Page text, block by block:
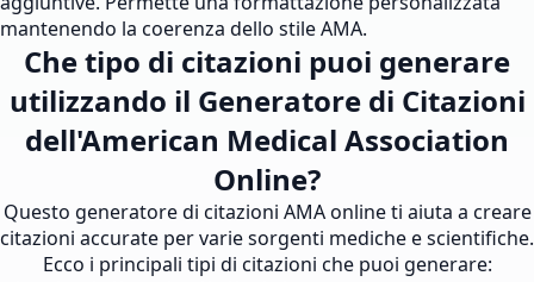
mantenendo la coerenza dello stile AMA.
Che tipo di citazioni puoi generare
utilizzando il Generatore di Citazioni
dell'American Medical Association
Online?
Questo generatore di citazioni AMA online ti aiuta a creare
citazioni accurate per varie sorgenti mediche e scientifiche.
Ecco i principali tipi di citazioni che puoi generare: